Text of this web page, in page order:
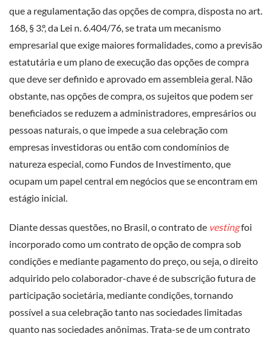
que a regulamentação das opções de compra, disposta no art.
168, § 3.º, da Lei n. 6.404/76, se trata um mecanismo
empresarial que exige maiores formalidades, como a previsão
estatutária e um plano de execução das opções de compra
que deve ser definido e aprovado em assembleia geral. Não
obstante, nas opções de compra, os sujeitos que podem ser
beneficiados se reduzem a administradores, empresários ou
pessoas naturais, o que impede a sua celebração com
empresas investidoras ou então com condomínios de
natureza especial, como Fundos de Investimento, que
ocupam um papel central em negócios que se encontram em
estágio inicial.
Diante dessas questões, no Brasil, o contrato de vestingfoi
incorporado como um contrato de opção de compra sob
condições e mediante pagamento do preço, ou seja, o direito
adquirido pelo colaborador-chave é de subscrição futura de
participação societária, mediante condições, tornando
possível a sua celebração tanto nas sociedades limitadas
quanto nas sociedades anônimas. Trata-se de um contrato